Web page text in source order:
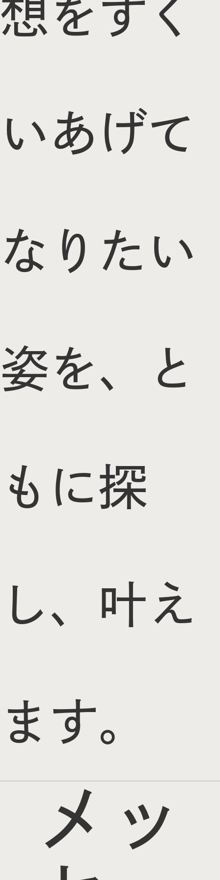
想をすく
いあげて
なりたい
姿を、と
もに探
し、叶え
ます。
メッ